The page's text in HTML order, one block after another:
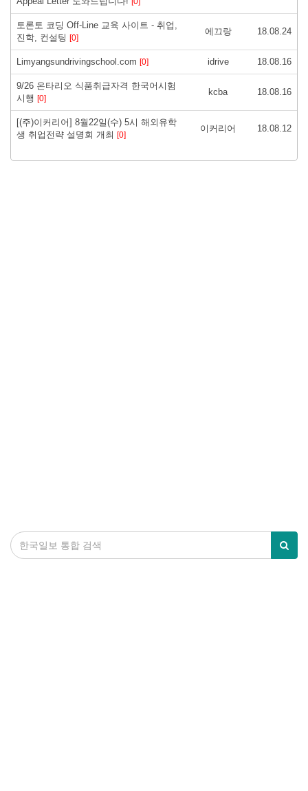
토론토 코딩 Off-Line 교육 사이트 - 취업,
진학, 컨설팅 [0]
에끄랑 18.08.24
Limyangsundrivingschool.com [0] idrive 18.08.16
9/26 온타리오 식품취급자격 한국어시험
시행 [0]
kcba 18.08.16
[(주)이커리어] 8월22일(수) 5시 해외유학
생 취업전략 설명회 개최 [0]
이커리어 18.08.12